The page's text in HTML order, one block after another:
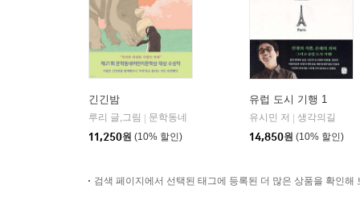
긴긴밤
루리 글,그림
문학동네
11,250원 (10% 할인)
유럽 도시 기행 1
유시민 저
생각의길
14,850원 (10% 할인)
검색 페이지에서 선택된 태그에 등록된 더 많은 상품을 확인해